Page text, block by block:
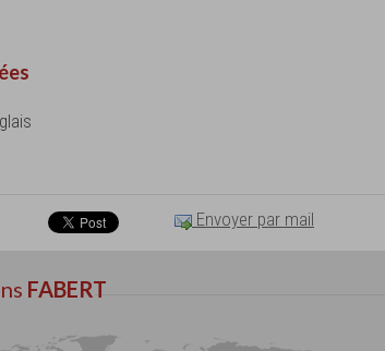
Envoyer par mail
FABERT